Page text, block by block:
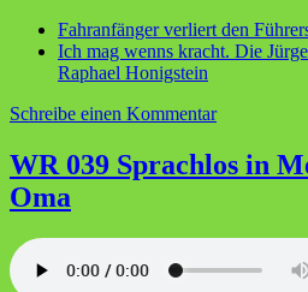
Fahranfänger verliert den
Ich mag wenns kracht. Die
Raphael Honigstein
Schreibe einen Kommentarzu
Die
WR 039 Sprachlos in
Oma